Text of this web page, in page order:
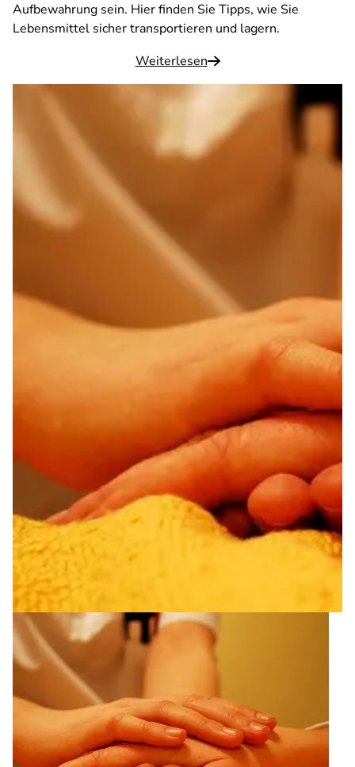
Aufbewahrung sein. Hier finden Sie Tipps, wie Sie
Lebensmittel sicher transportieren und lagern.
Weiterlesen